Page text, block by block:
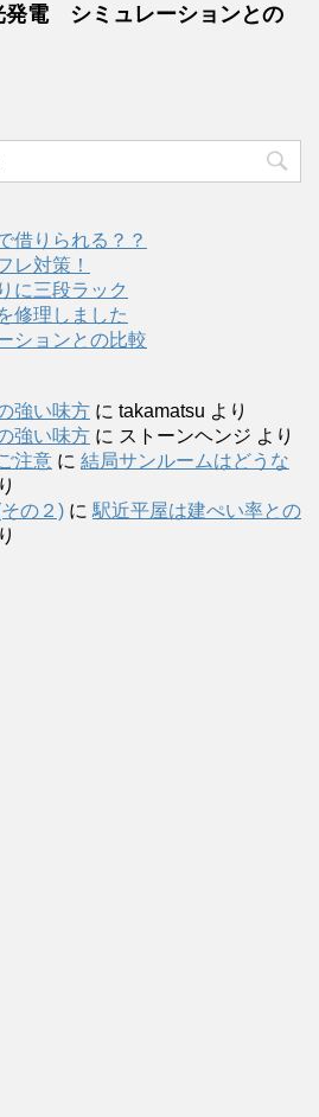
発電 シミュレーションとの
借りられる？？
レ対策！
に三段ラック
修理しました
ションとの比較
強い味方 に takamatsu より
強い味方 に ストーンヘンジ より
注意 に 結局サンルームはどうな
の２) に 駅近平屋は建ぺい率との